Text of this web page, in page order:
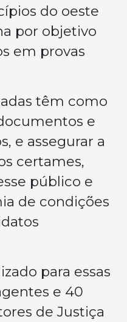
do oeste
por objetivo
em provas
têm como
e
e assegurar a
certames,
público e
de condições
para essas
e 40
de Justiça